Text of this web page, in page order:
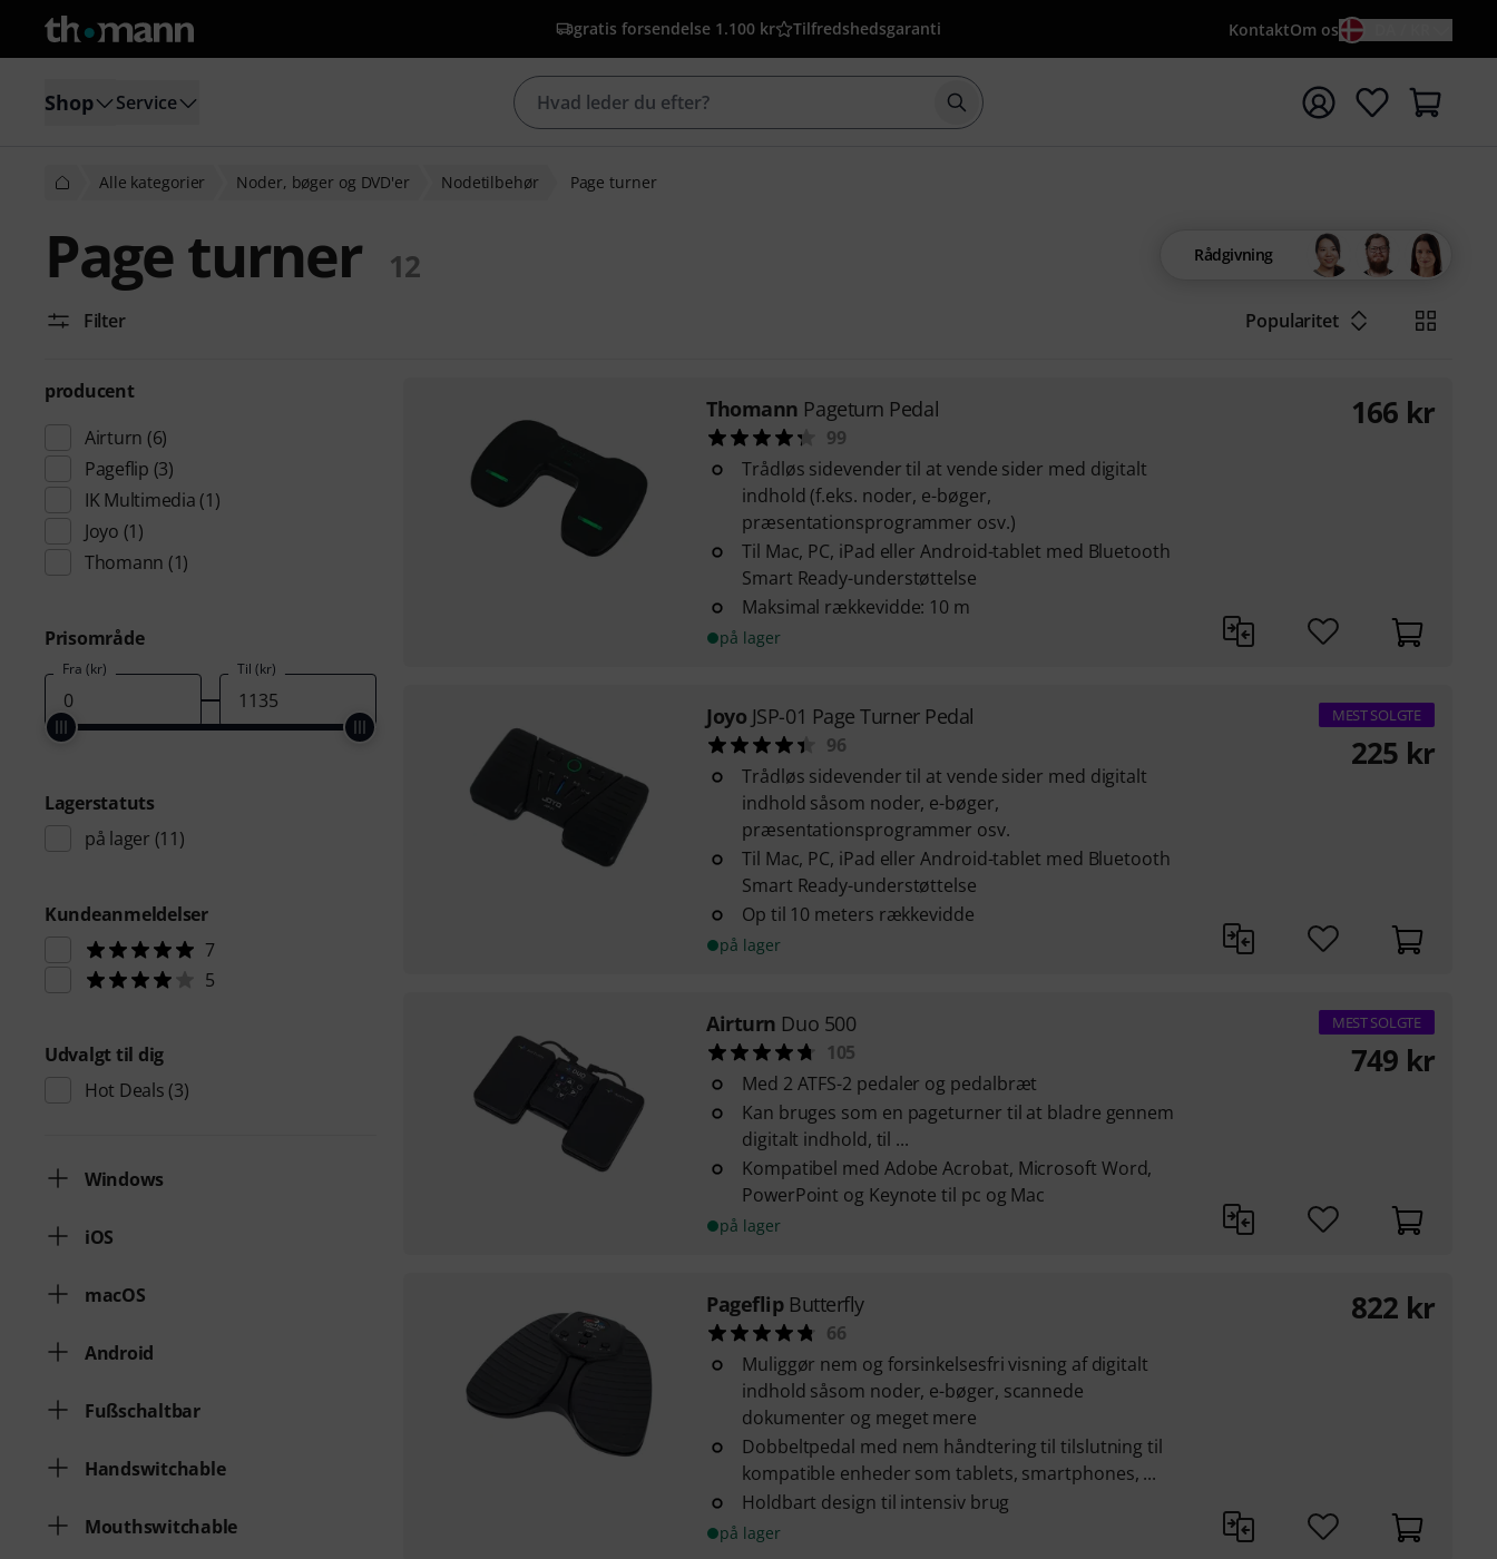
gratis forsendelse 1.100 kr Tilfredshedsgaranti KontaktOm os
Shop Service Start søgning med søgeord {searchTerm}
Alle kategorier Noder, bøger og DVD'er Nodetilbehør Page turner
Page turner 12 Rådgivning
Filter Popularitet
producent
Airturn (6)
Pageflip (3)
IK Multimedia (1)
Joyo (1)
Thomann (1)
Prisområde
Fra (kr) Til (kr)
Lagerstatuts
på lager (11)
Kundeanmeldelser
7
5
Udvalgt til dig
Hot Deals (3)
Windows
iOS
macOS
Android
Fußschaltbar
Handswitchable
Mouthswitchable
Thomann Pageturn Pedal
99
Trådløs sidevender til at vende sider med digitalt
indhold (f.eks. noder, e-bøger,
præsentationsprogrammer osv.)
Til Mac, PC, iPad eller Android-tablet med Bluetooth
Smart Ready-understøttelse
Maksimal rækkevidde: 10 m
på lager
166 kr
Joyo JSP-01 Page Turner Pedal
96
Trådløs sidevender til at vende sider med digitalt
indhold såsom noder, e-bøger,
præsentationsprogrammer osv.
Til Mac, PC, iPad eller Android-tablet med Bluetooth
Smart Ready-understøttelse
Op til 10 meters rækkevidde
på lager
MEST SOLGTE
225 kr
Airturn Duo 500
105
Med 2 ATFS-2 pedaler og pedalbræt
Kan bruges som en pageturner til at bladre gennem
digitalt indhold, til ...
Kompatibel med Adobe Acrobat, Microsoft Word,
PowerPoint og Keynote til pc og Mac
på lager
MEST SOLGTE
749 kr
Pageflip Butterfly
66
Muliggør nem og forsinkelsesfri visning af digitalt
indhold såsom noder, e-bøger, scannede
dokumenter og meget mere
Dobbeltpedal med nem håndtering til tilslutning til
kompatible enheder som tablets, smartphones, ...
Holdbart design til intensiv brug
på lager
822 kr